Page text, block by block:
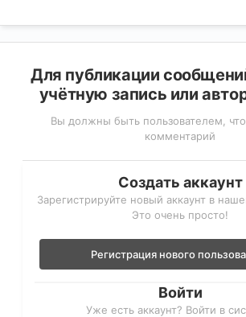
Для публикации
учётную запись или
Вы должны быть пользователем,
комментарий
Создать аккаунт
Зарегистрируйте новый аккаунт в
Это очень просто!
Регистрация нового
Войти
Уже есть аккаунт? Войти в